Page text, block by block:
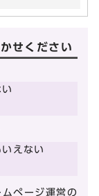
せください
えない
ページ運営の